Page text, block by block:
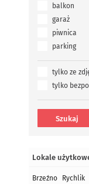
balkon
garaż
piwnica
parking
tylko ze
tylko
Lokale
Brzeźno Rychlik